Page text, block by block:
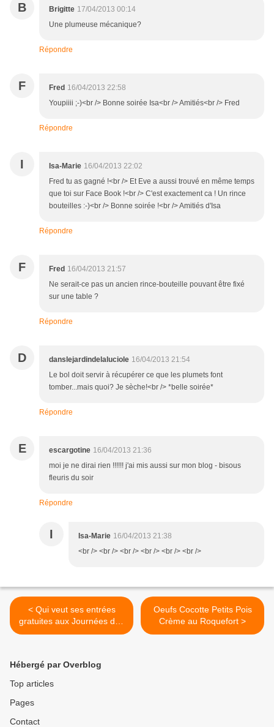
B Brigitte 17/04/2013 00:14
Une plumeuse mécanique?
Répondre
F Fred 16/04/2013 22:58
Youpiiii ;-)<br /> Bonne soirée Isa<br /> Amitiés<br /> Fred
Répondre
I Isa-Marie 16/04/2013 22:02
Fred tu as gagné !<br /> Et Eve a aussi trouvé en même temps
que toi sur Face Book !<br /> C'est exactement ca ! Un rince
bouteilles :-)<br /> Bonne soirée !<br /> Amitiés d'Isa
Répondre
F Fred 16/04/2013 21:57
Ne serait-ce pas un ancien rince-bouteille pouvant être fixé
sur une table ?
Répondre
D danslejardindelaluciole 16/04/2013 21:54
Le bol doit servir à récupérer ce que les plumets font
tomber...mais quoi? Je sèche!<br /> *belle soirée*
Répondre
E escargotine 16/04/2013 21:36
moi je ne dirai rien !!!!!! j'ai mis aussi sur mon blog - bisous
fleuris du soir
Répondre
I Isa-Marie 16/04/2013 21:38
<br /> <br /> <br /> <br /> <br /> <br />
< Qui veut ses entrées
gratuites aux Journées des
Plantes de Courson ?
Oeufs Cocotte Petits Pois
Crème au Roquefort >
Hébergé par Overblog
Top articles
Pages
Contact